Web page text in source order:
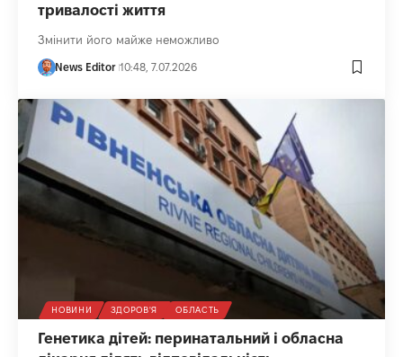
тривалості життя
Змінити його майже неможливо
News Editor 10:48, 7.07.2026
НОВИНИ ЗДОРОВ'Я ОБЛАСТЬ
Генетика дітей: перинатальний і обласна